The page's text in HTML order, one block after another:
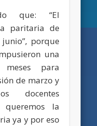
que: “El
paritaria de
porque
una
para
de marzo y
docentes
queremos la
ya y por eso